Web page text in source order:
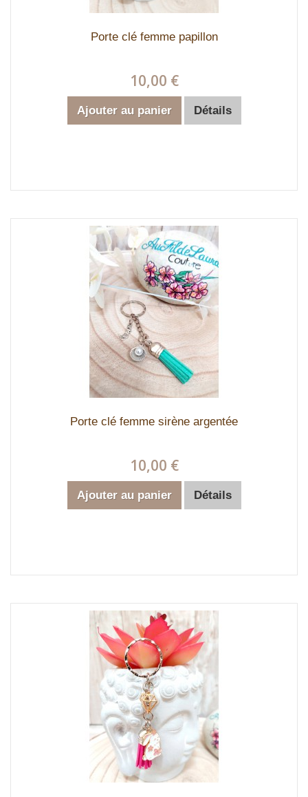
Porte clé femme papillon
10,00 €
Ajouter au panier Détails
Porte clé femme sirène argentée
10,00 €
Ajouter au panier Détails